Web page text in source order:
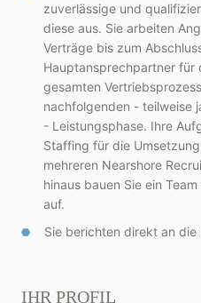
zuverlässige und
diese aus. Sie arbeiten
Verträge bis zum
Hauptansprechpartner für
gesamten
nachfolgenden - teilweise
- Leistungsphase. Ihre
Staffing für die
mehreren Nearshore
hinaus bauen Sie ein
auf.
Sie berichten direkt an die
IHR PROFIL